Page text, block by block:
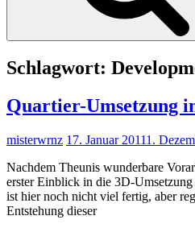
Schlagwort:
Quartier-Umsetzung
misterwrnz 17. Januar 20111.
Nachdem Theunis wunderbare
erster Einblick in die 3D-
ist hier noch nicht viel fertig, aber
Entstehung dieser